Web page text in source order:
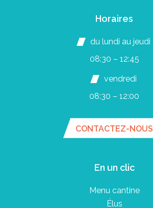
Horaires
du lundi au jeudi
08:30 – 12:45
vendredi
08:30 – 12:00
CONTACTEZ-NOUS
En un clic
Menu cantine
Élus